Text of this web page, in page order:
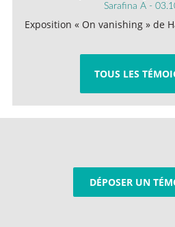
Sarafina A -
Exposition « On vanishing » de
TOUS LES
DÉPOSER UN